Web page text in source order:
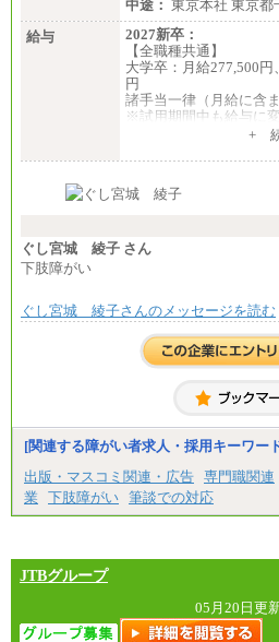
中途： 東京本社 東京
給与
2027新卒：
【全職種共通】
大学卒：月給277,500
円
諸手当一律（月給に含
※試用期間中も給与に
月給370,000円～
ます。
の各種手当を含む金額で
+
ぐし宮城 綾子 さん
下肢障がい
ぐし宮城 綾子さんのメッセージを読む
[関連する障がい者求人・採用キーワー
出版・マスコミ関連・広告 専門職関連
業
下肢障がい 筆談での対応
JTBグループ
05月20日更